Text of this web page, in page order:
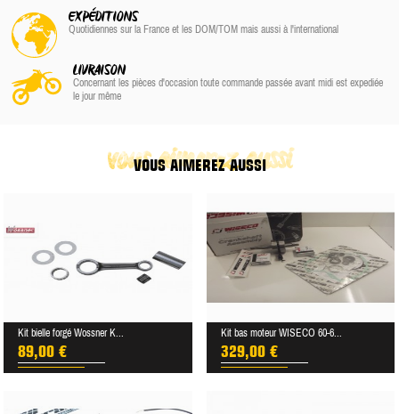
EXPÉDITIONS
Quotidiennes sur la Franceet les DOM/TOM mais aussi à l'international
LIVRAISON
Concernant les pièces d'occasion toute commande passée avant midi est expediée
le jour même
VOUS AIMEREZ AUSSI
vous aimerez aussi
Kit bielle forgé Wossner K...
89,00 €
Kit bas moteur WISECO 60-6...
329,00 €